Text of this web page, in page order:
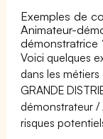
Exemples de
Animateur-
démonstratrice
Voici quelques
dans les métiers
GRANDE
démonstrateur
risques